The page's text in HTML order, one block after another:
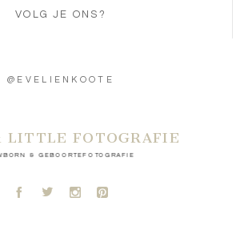
VOLG JE ONS?
@EVELIENKOOTE
& GEBOORTEFOTOGRAFIE
LITTLE FOTOGRAFIE
A B C D